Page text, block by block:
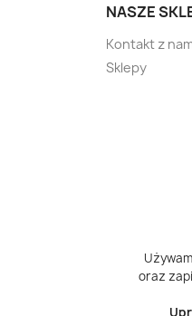
NASZE
Kontakt z
Sklepy
oraz